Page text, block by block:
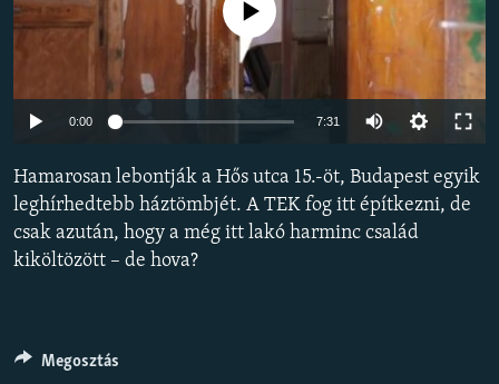
EURÓPAI UNIÓ
KLÍMAVÁLTOZÁS
A MÚLT TANULSÁGAI
KÖVESSEN MINKET!
Auto 240p
Jelenleg nincs elérhető tartalom
0:00 7:31
360p
480p
Hamarosan lebontják a Hős utca 15.-öt, Budapest egyik
leghírhedtebb háztömbjét. A TEK fog itt építkezni, de
csak azután, hogy a még itt lakó harminc család
kiköltözött – de hova?
Megosztás